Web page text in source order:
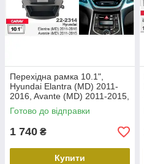
Перехідна рамка 10.1",
Hyundai Elantra (MD) 2011-
2016, Avante (MD) 2011-2015,
Carav 22-2314
Готово до відправки
1 740 ₴
Купити